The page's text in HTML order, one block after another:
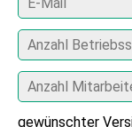
gewünschter